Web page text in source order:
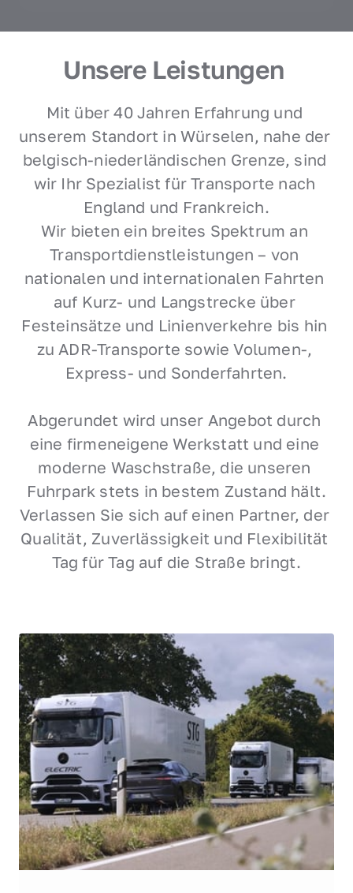
Unsere Leistungen
Mit über 40 Jahren Erfahrung und
unserem Standort in Würselen, nahe der
belgisch-niederländischen Grenze, sind
wir Ihr Spezialist für Transporte nach
England und Frankreich.
Wir bieten ein breites Spektrum an
Transportdienstleistungen – von
nationalen und internationalen Fahrten
auf Kurz- und Langstrecke über
Festeinsätze und Linienverkehre bis hin
zu ADR-Transporte sowie Volumen-,
Express- und Sonderfahrten.
Abgerundet wird unser Angebot durch
eine firmeneigene Werkstatt und eine
moderne Waschstraße, die unseren
Fuhrpark stets in bestem Zustand hält.
Verlassen Sie sich auf einen Partner, der
Qualität, Zuverlässigkeit und Flexibilität
Tag für Tag auf die Straße bringt.